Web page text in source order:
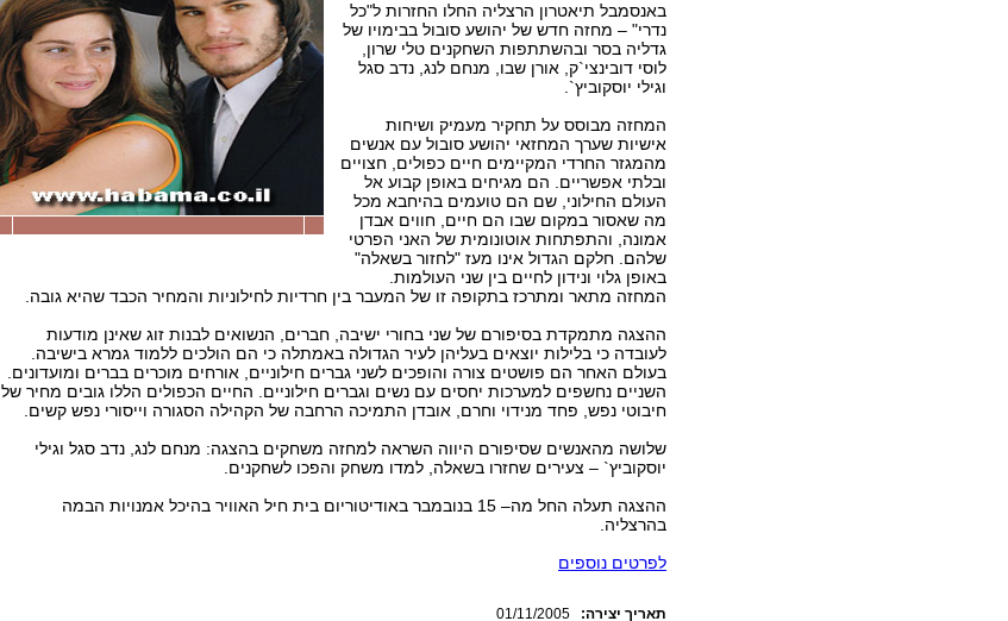
באנסמבל תיאטרון הרצליה החלו החזרות ל"כל
נדרי" – מחזה חדש של יהושע סובול בבימויו של
גדליה בסר ובהשתתפות השחקנים טלי שרון,
לוסי דובינצי`ק, אורן שבו, מנחם לנג, נדב סגל
וגילי יוסקוביץ`.
המחזה מבוסס על תחקיר מעמיק ושיחות
אישיות שערך המחזאי יהושע סובול עם אנשים
מהמגזר החרדי המקיימים חיים כפולים, חצויים
ובלתי אפשריים. הם מגיחים באופן קבוע אל
העולם החילוני, שם הם טועמים בהיחבא מכל
מה שאסור במקום שבו הם חיים, חווים אבדן
אמונה, והתפתחות אוטונומית של האני הפרטי
שלהם. חלקם הגדול אינו מעז "לחזור בשאלה"
באופן גלוי ונידון לחיים בין שני העולמות.
המחזה מתאר ומתרכז בתקופה זו של המעבר בין חרדיות לחילוניות והמחיר הכבד שהיא גובה.
ההצגה מתמקדת בסיפורם של שני בחורי ישיבה, חברים, הנשואים לבנות זוג שאינן מודעות
לעובדה כי בלילות יוצאים בעליהן לעיר הגדולה באמתלה כי הם הולכים ללמוד גמרא בישיבה.
בעולם האחר הם פושטים צורה והופכים לשני גברים חילוניים, אורחים מוכרים בברים ומועדונים.
השניים נחשפים למערכות יחסים עם נשים וגברים חילוניים. החיים הכפולים הללו גובים מחיר של
חיבוטי נפש, פחד מנידוי וחרם, אובדן התמיכה הרחבה של הקהילה הסגורה וייסורי נפש קשים.
שלושה מהאנשים שסיפורם היווה השראה למחזה משחקים בהצגה: מנחם לנג, נדב סגל וגילי
יוסקוביץ` – צעירים שחזרו בשאלה, למדו משחק והפכו לשחקנים.
ההצגה תעלה החל מה– 15 בנובמבר באודיטוריום בית חיל האוויר בהיכל אמנויות הבמה
בהרצליה.
לפרטים נוספים
01/11/2005 :תאריך יצירה